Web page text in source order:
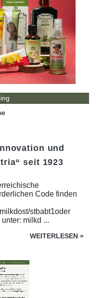
und
seit 1923
Code finden
stbabt1oder
milkd ...
WEITERLESEN »